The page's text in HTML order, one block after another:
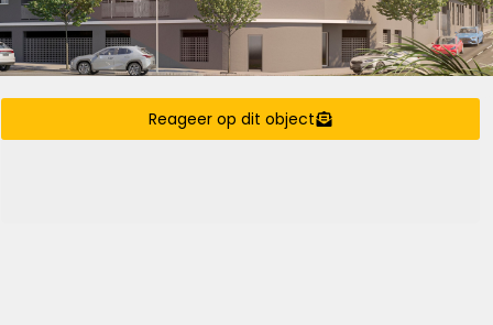
Reageer op dit object